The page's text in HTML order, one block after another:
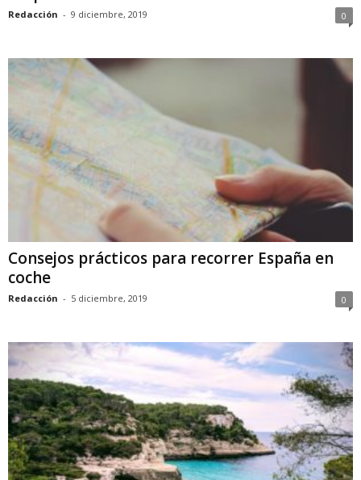
Redacción - 9 diciembre, 2019 0
Consejos prácticos para recorrer España en
coche
Redacción - 5 diciembre, 2019 0